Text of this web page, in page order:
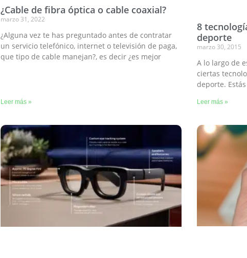
¿Cable de fibra óptica o cable coaxial?
marzo 31, 2022
¿Alguna vez te has preguntado antes de contratar
un servicio telefónico, internet o televisión de paga,
que tipo de cable manejan?, es decir ¿es mejor
Leer más »
8
deporte
marzo 30, 2015
A lo largo de
ciertas
deporte.
Leer más »